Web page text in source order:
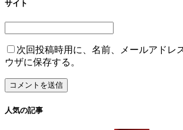
サイト
次回投稿時用に、名前、メールアドレ
ウザに保存する。
人気の記事